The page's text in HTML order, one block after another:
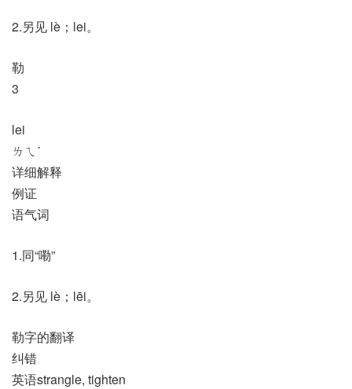
2.另见 lè；lei。
勒
3
lei
ㄌㄟ˙
详细解释
例证
语气词
1.同“嘞”
2.另见 lè；lēi。
勒字的翻译
纠错
英语strangle, tighten